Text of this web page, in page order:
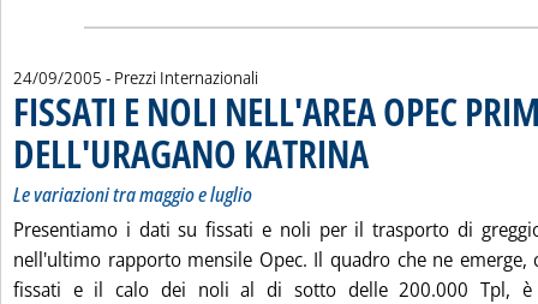
24/09/2005 - Prezzi Internazionali
FISSATI E NOLI NELL'AREA OPEC
DELL'URAGANO KATRINA
Le variazioni tra maggio e luglio
Presentiamo i dati su fissati e noli per il trasporto di
nell'ultimo rapporto mensile Opec. Il quadro che ne emerge,
fissati e il calo dei noli al di sotto delle 200.000 Tpl, è